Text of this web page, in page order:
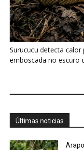
7 de
“A
7 de
A
7 de